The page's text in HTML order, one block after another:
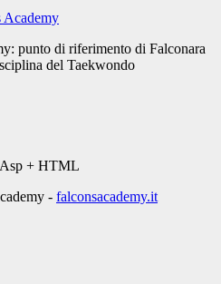
Academy
Asp + HTML
- falconsacademy.it